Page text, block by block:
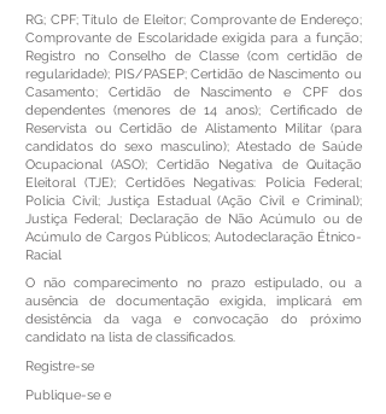
RG; CPF; Título de Eleitor; Comprovante de Endereço;
Comprovante de Escolaridade exigida para a função;
Registro no Conselho de Classe (com certidão de
regularidade); PIS/PASEP; Certidão de Nascimento ou
Casamento; Certidão de Nascimento e CPF dos
dependentes (menores de 14 anos); Certificado de
Reservista ou Certidão de Alistamento Militar (para
candidatos do sexo masculino); Atestado de Saúde
Ocupacional (ASO); Certidão Negativa de Quitação
Eleitoral (TJE); Certidões Negativas: Polícia Federal;
Polícia Civil; Justiça Estadual (Ação Civil e Criminal);
Justiça Federal; Declaração de Não Acúmulo ou de
Acúmulo de Cargos Públicos; Autodeclaração Étnico-
Racial
O não comparecimento no prazo estipulado, ou a
ausência de documentação exigida, implicará em
desistência da vaga e convocação do próximo
candidato na lista de classificados.
Registre-se
Publique-se e